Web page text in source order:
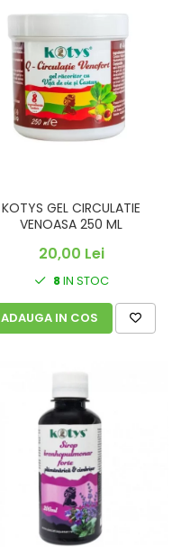
KOTYS GEL CIRCULATIE
VENOASA 250 ML
20,00 Lei
8IN STOC
ADAUGA IN COS